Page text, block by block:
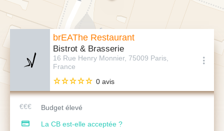
brEAThe Restaurant
Bistrot & Brasserie
16 Rue Henry Monnier, 75009 Paris,
France
0 avis
Budget élevé
La CB est-elle acceptée ?